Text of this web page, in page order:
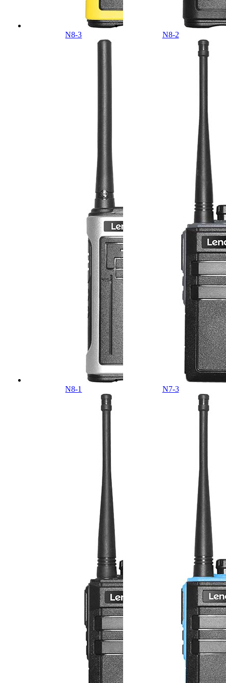
N8-3 N8-2
N8-1 N7-3